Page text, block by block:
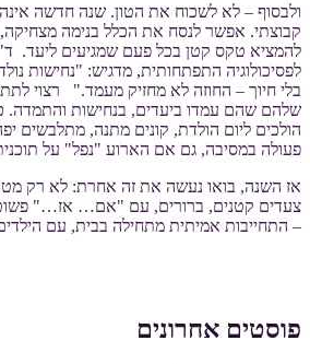
ולבסוף – לא לשכוח את הטון. שנה חדשה
קבוצתי. אפשר לנסח את הכלל בנימה מצחיקה,
להמציא טקס קטן בכל פעם שמגיעים ליעד.
לפסיכולוגיה התפתחותית, מדגיש: "נחישות
בלי חיוך – החוזה לא מחזיק מעמד." רצוי לתת
שלהם שהם עמדו ביעדים, בנחישות והתמדה.
הולכים ליום הולדת, קונים מתנה, מתלבשים
פעולה במסיבה, גם אם הארוע "נפל" על
אז השנה, בואו נעשה את זה אחרת: לא רק
צעדים קטנים, ברורים, עם "אם… אז…" פשוט
– התחייבות אמיתית מתחילה בבית, עם
פוסטים אחרונים